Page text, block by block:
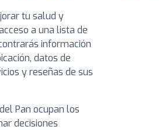
tu salud y
a una lista de
información
datos de
y reseñas de sus
Pan ocupan los
decisiones